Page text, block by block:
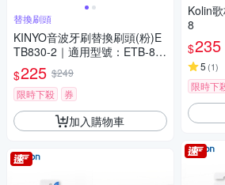
替換刷頭
KINYO音波牙刷替換刷頭(粉)E
TB830-2｜適用型號：ETB-83
0、ETB-835、ETB-850
$225 $249
限時下殺
券
加入購物車
Kolin
8
$235
5 (1)
限時下